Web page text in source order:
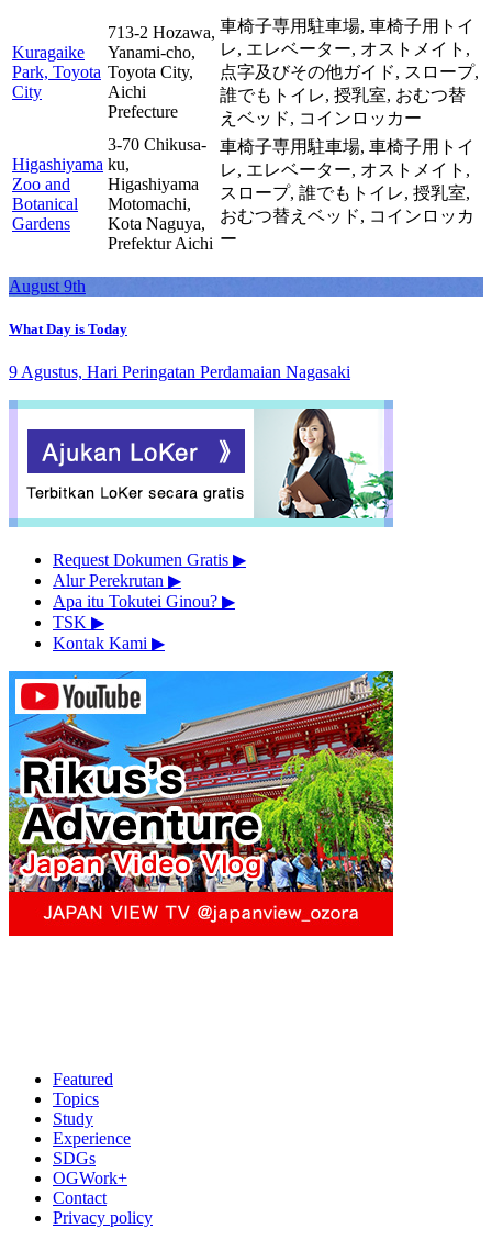
Kuragaike
Park, Toyota
City
713-2 Hozawa,
Yanami-cho,
Toyota City,
Aichi
Prefecture
車椅子専用駐車場, 車椅子用トイ
レ, エレベーター, オストメイト,
点字及びその他ガイド, スロープ,
誰でもトイレ, 授乳室, おむつ替
えベッド, コインロッカー
Higashiyama
Zoo and
Botanical
Gardens
3-70 Chikusa-
ku,
Higashiyama
Motomachi,
Kota Naguya,
Prefektur Aichi
車椅子専用駐車場, 車椅子用トイ
レ, エレベーター, オストメイト,
スロープ, 誰でもトイレ, 授乳室,
おむつ替えベッド, コインロッカ
ー
August 9th
What Day is Today
9 Agustus, Hari Peringatan Perdamaian Nagasaki
Request Dokumen Gratis ▶︎
Alur Perekrutan ▶︎
Apa itu Tokutei Ginou? ▶︎
TSK ▶︎
Kontak Kami ▶︎
Featured
Topics
Study
Experience
SDGs
OGWork+
Contact
Privacy policy